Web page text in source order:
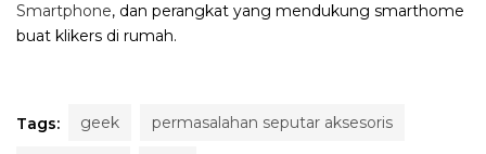
Smartphone, dan perangkat yang mendukung smarthome
buat klikers di rumah.
Tags: geek permasalahan seputar aksesoris